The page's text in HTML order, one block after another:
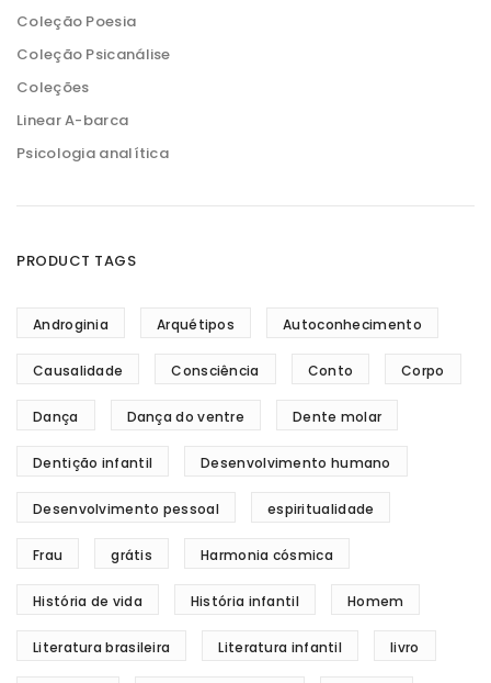
Coleção Poesia
Coleção Psicanálise
Coleções
Linear A-barca
Psicologia analítica
PRODUCT TAGS
Androginia Arquétipos Autoconhecimento
Causalidade Consciência Conto Corpo
Dança Dança do ventre Dente molar
Dentição infantil Desenvolvimento humano
Desenvolvimento pessoal espiritualidade
Frau grátis Harmonia cósmica
História de vida História infantil Homem
Literatura brasileira Literatura infantil livro